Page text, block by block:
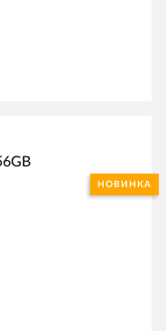
цена
НОВИНКА